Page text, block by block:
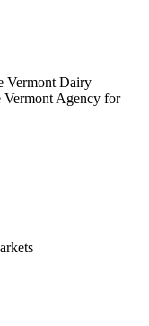
Vermont Dairy
Vermont Agency for